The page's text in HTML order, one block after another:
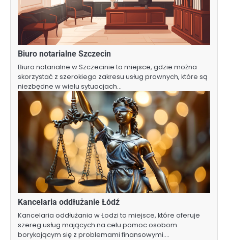
Biuro notarialne Szczecin
Biuro notarialne w Szczecinie to miejsce, gdzie można
skorzystać z szerokiego zakresu usług prawnych, które są
niezbędne w wielu sytuacjach…
Kancelaria oddłużanie Łódź
Kancelaria oddłużania w Łodzi to miejsce, które oferuje
szereg usług mających na celu pomoc osobom
borykającym się z problemami finansowymi.…